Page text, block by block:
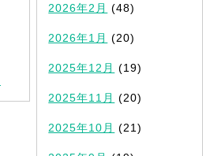
2026年2月 (48)
2026年1月 (20)
2025年12月 (19)
2025年11月 (20)
2025年10月 (21)